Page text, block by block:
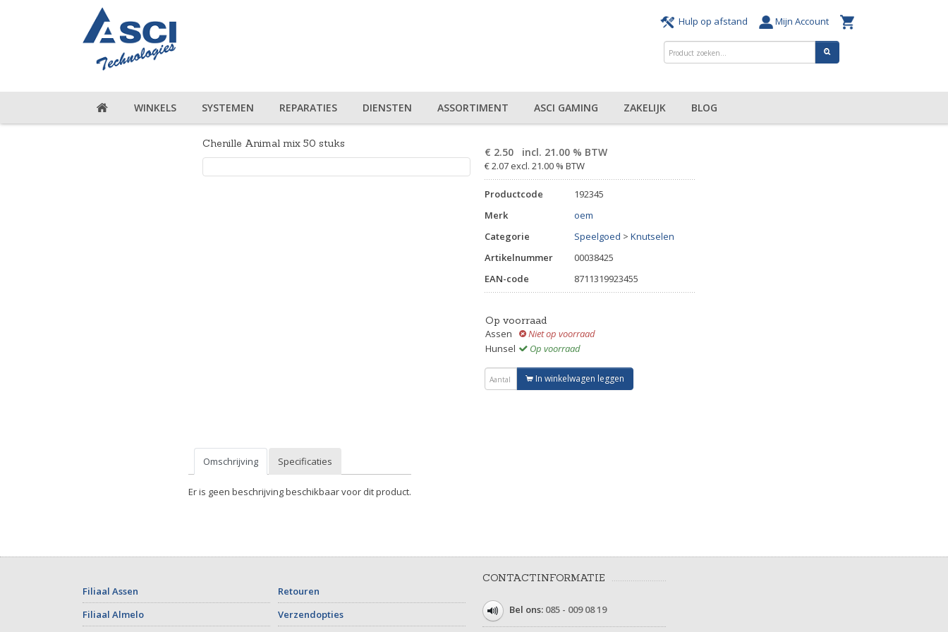
Hulp op afstand Mijn Account
WINKELS SYSTEMEN REPARATIES DIENSTEN ASSORTIMENT ASCI GAMING ZAKELIJK BLOG
Chenille Animal mix 50 stuks
€ 2.50 incl. 21.00 % BTW
€ 2.07 excl. 21.00 % BTW
Productcode
192345
Merk
oem
Categorie
Speelgoed > Knutselen
Artikelnummer
00038425
EAN-code
8711319923455
Op voorraad
Assen
Niet op voorraad
Hunsel
Op voorraad
In winkelwagen leggen
Omschrijving Specificaties
Er is geen beschrijving beschikbaar voor dit product.
Filiaal Assen
Filiaal Almelo
Retouren
Verzendopties
CONTACTINFORMATIE
Bel ons: 085 - 009 08 19